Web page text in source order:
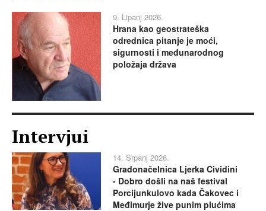
9. Lipanj 2026.
Hrana kao geostrateška
odrednica pitanje je moći,
sigurnosti i međunarodnog
položaja država
Intervjui
14. Srpanj 2026.
Gradonačelnica Ljerka Cividini
- Dobro došli na naš festival
Porcijunkulovo kada Čakovec i
Međimurje žive punim plućima